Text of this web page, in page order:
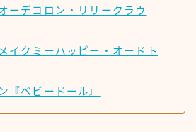
ーデコロン・リリークラウ
イクミーハッピー・オードト
『ベビードール』